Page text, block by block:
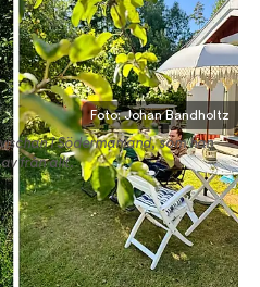
i Södermanland, som han
från allt.
Foto: Johan Bandholtz